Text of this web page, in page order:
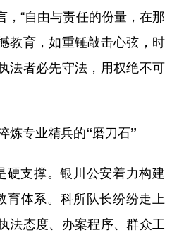
，“自由与责任的份量，在那
教育，如重锤敲击心弦，时
法者必先守法，用权绝不可
专业精兵的“磨刀石”
支撑。银川公安着力构建
育体系。科所队长纷纷走上
法态度、办案程序、群众工